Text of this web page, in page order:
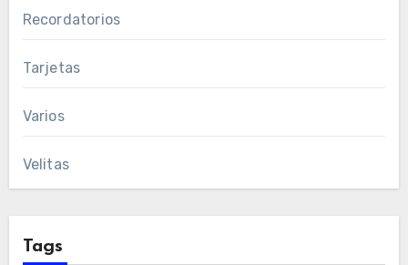
Recordatorios
Tarjetas
Varios
Velitas
Tags